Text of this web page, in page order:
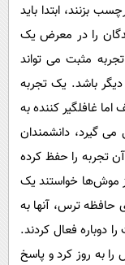
بزنند، ابتدا باید
را در معرض یک
مثبت می تواند
باشد. یک تجربه
غافلگیر کننده به
گیرد، دانشمندان
تجربه را حفظ کرده
موش‌ها خواستند یک
حافظه ترس، آنها به
دوباره فعال کردند.
به روز کرد و پاسخ